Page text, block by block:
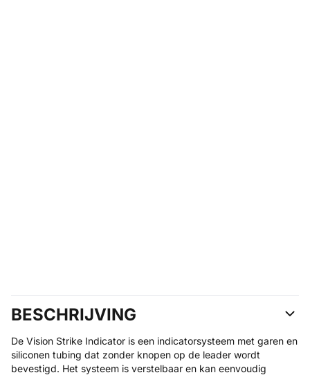
BESCHRIJVING
De Vision Strike Indicator is een indicator­systeem met garen en
siliconen tubing dat zonder knopen op de leader wordt
bevestigd. Het systeem is verstelbaar en kan eenvoudig